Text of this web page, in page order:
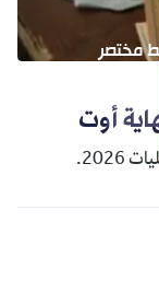
مختصر
أوت